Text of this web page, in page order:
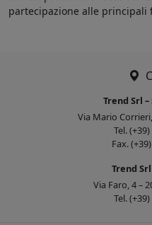
partecipazione alle principali
Trend Srl
Via Mario
Tel.
Fax.
Trend
Via Faro, 4 –
Tel.